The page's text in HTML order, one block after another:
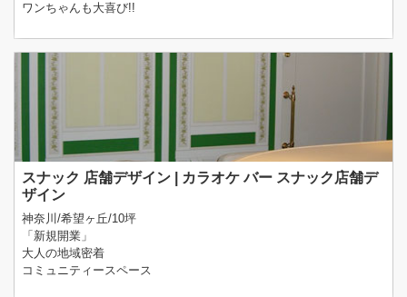
ワンちゃんも大喜び!!
スナック 店舗デザイン | カラオケ バー スナック店舗デ
ザイン
神奈川/希望ヶ丘/10坪
「新規開業」
大人の地域密着
コミュニティースペース